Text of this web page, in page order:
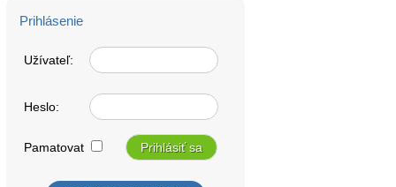
Prihlásenie
Užívateľ:
Heslo:
Pamatovat